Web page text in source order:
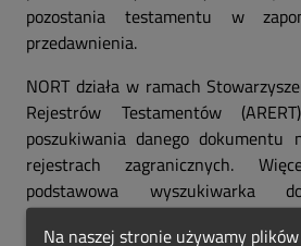
pozostania testamentu w
przedawnienia.
NORT działa w ramach
Rejestrów Testamentów
poszukiwania danego dokumentu
rejestrach zagranicznych.
podstawowa wyszukiwarka
stronie:https://rejestry-
Na naszej stronie używamy